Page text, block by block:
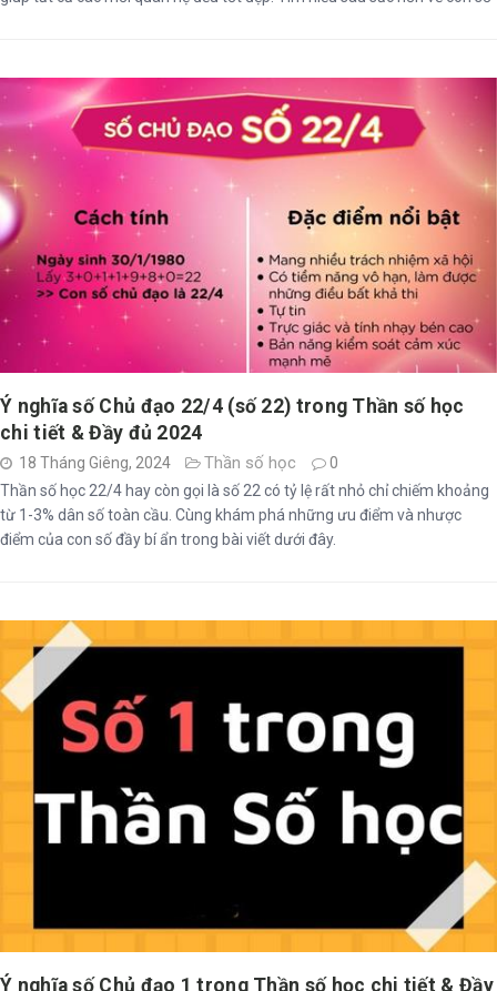
Ý nghĩa số Chủ đạo 22/4 (số 22) trong Thần số học
chi tiết & Đầy đủ 2024
18 Tháng Giêng, 2024 Thần số học
0
Thần số học 22/4 hay còn gọi là số 22 có tỷ lệ rất nhỏ chỉ chiếm khoảng
từ 1-3% dân số toàn cầu. Cùng khám phá những ưu điểm và nhược
điểm của con số đầy bí ẩn trong bài viết dưới đây.
Ý nghĩa số Chủ đạo 1 trong Thần số học chi tiết & Đầy